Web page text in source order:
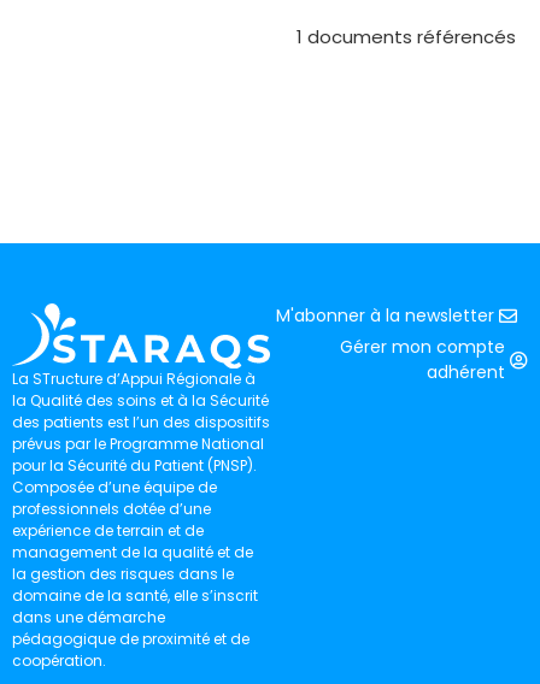
1 documents référencés
La STructure d’Appui Régionale à
la Qualité des soins et à la Sécurité
des patients est l’un des dispositifs
prévus par le Programme National
pour la Sécurité du Patient (PNSP).
Composée d’une équipe de
professionnels dotée d’une
expérience de terrain et de
management de la qualité et de
la gestion des risques dans le
domaine de la santé, elle s’inscrit
dans une démarche
pédagogique de proximité et de
coopération.
M'abonner à la newsletter
Gérer mon compte
adhérent